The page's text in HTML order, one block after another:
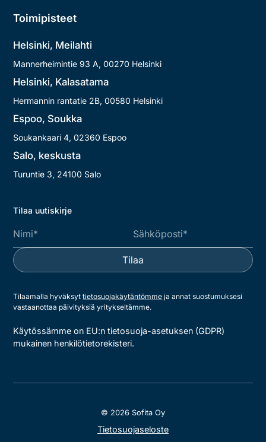
Toimipisteet
Helsinki, Meilahti
Mannerheimintie 9​3​ A, 00​27​0 Helsinki
Helsinki, Kalasatama
Hermannin rantatie 2​B, 00​58​0 Helsinki
Espoo, Soukka
Soukankaari 4, 02360 Espoo
Salo, keskusta
Turuntie 3, 24100 Salo
Tilaa uutiskirje
Tilaamalla hyväksyttietosuojakäytäntömme ja annat suostumuksesi
vastaanottaa päivityksiä yritykseltämme.
Käytössämme on EU:n tietosuoja-asetuksen (GDPR)
mukainen henkilötietorekisteri.
© 2026 Sofita Oy
Tietosuojaseloste